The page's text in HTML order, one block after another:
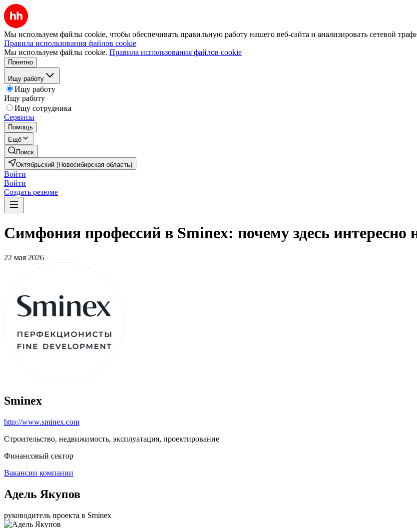
Мы используем файлы cookie, чтобы обеспечивать правильную работу нашего веб-сайта и анализировать сетевой
Правила использования файлов cookie
Мы используем файлы cookie. Правила использования файлов cookie
Понятно
Ищу работу
Ищу работу
Ищу работу
Ищу сотрудника
Сервисы
Помощь
Ещё
Поиск
Октябрьский (Новосибирская область)
Войти
Войти
Создать резюме
Симфония профессий в Sminex: почему здесь интересно
22 мая 2026
Sminex
http://www.sminex.com
Строительство, недвижимость, эксплуатация, проектирование
Финансовый сектор
Вакансии компании
Адель Якупов
руководитель проекта в Sminex